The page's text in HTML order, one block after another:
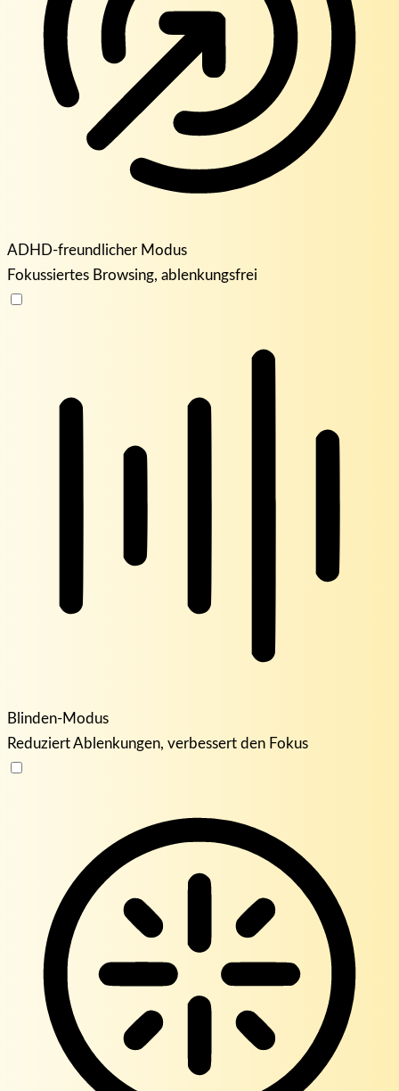
ADHD-freundlicher Modus
Fokussiertes Browsing, ablenkungsfrei
Blinden-Modus
Reduziert Ablenkungen, verbessert den Fokus